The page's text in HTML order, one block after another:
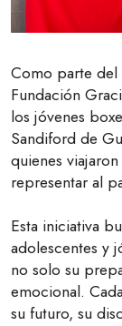
Como parte del
Fundación
los jóvenes
Sandiford de
quienes
representar al
Esta iniciativa
adolescentes y
no solo su
emocional.
su futuro, su